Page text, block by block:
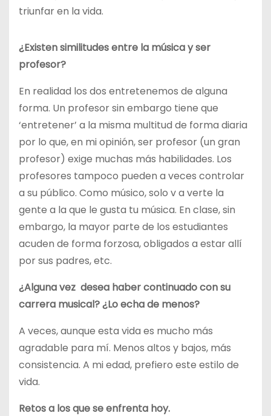
triunfar en la vida.
¿Existen similitudes entre la música y ser
profesor?
En realidad los dos entretenemos de alguna
forma. Un profesor sin embargo tiene que
‘entretener’ a la misma multitud de forma diaria
por lo que, en mi opinión, ser profesor (un gran
profesor) exige muchas más habilidades. Los
profesores tampoco pueden a veces controlar
a su público. Como músico, solo v a verte la
gente a la que le gusta tu música. En clase, sin
embargo, la mayor parte de los estudiantes
acuden de forma forzosa, obligados a estar allí
por sus padres, etc.
¿Alguna vez desea haber continuado con su
carrera musical? ¿Lo echa de menos?
A veces, aunque esta vida es mucho más
agradable para mí. Menos altos y bajos, más
consistencia. A mi edad, prefiero este estilo de
vida.
Retos a los que se enfrenta hoy.